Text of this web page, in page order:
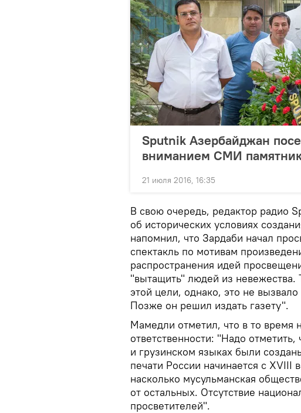
Sputnik Азербайджан
вниманием СМИ
21 июля 2016, 16:35
В свою очередь, редактор радио
об исторических условиях
напомнил, что Зардаби начал
спектакль по мотивам
распространения идей
"вытащить" людей из невежества.
этой цели, однако, это не
Позже он решил издать газету".
Мамедли отметил, что в то время
ответственности: "Надо
и грузинском языках были
печати России начинается с XVIII
насколько мусульманская
от остальных. Отсутствие
просветителей".